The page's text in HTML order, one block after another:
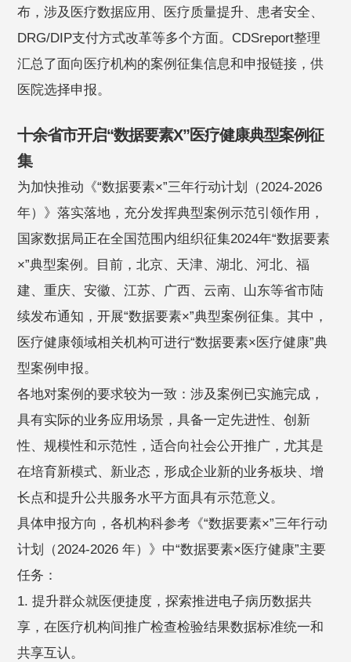
布，涉及医疗数据应用、医疗质量提升、患者安全、
DRG/DIP支付方式改革等多个方面。CDSreport整理
汇总了面向医疗机构的案例征集信息和申报链接，供
医院选择申报。
十余省市开启“数据要素X”医疗健康典型案例征
集
为加快推动《“数据要素×”三年行动计划（2024-2026
年）》落实落地，充分发挥典型案例示范引领作用，
国家数据局正在全国范围内组织征集2024年“数据要素
×”典型案例。目前，北京、天津、湖北、河北、福
建、重庆、安徽、江苏、广西、云南、山东等省市陆
续发布通知，开展“数据要素×”典型案例征集。其中，
医疗健康领域相关机构可进行“数据要素×医疗健康”典
型案例申报。
各地对案例的要求较为一致：涉及案例已实施完成，
具有实际的业务应用场景，具备一定先进性、创新
性、规模性和示范性，适合向社会公开推广，尤其是
在培育新模式、新业态，形成企业新的业务板块、增
长点和提升公共服务水平方面具有示范意义。
具体申报方向，各机构科参考《“数据要素×”三年行动
计划（2024-2026 年）》中“数据要素×医疗健康”主要
任务：
1. 提升群众就医便捷度，探索推进电子病历数据共
享，在医疗机构间推广检查检验结果数据标准统一和
共享互认。